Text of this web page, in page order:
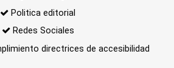
Politica editorial
Redes Sociales
directrices de accesibilidad